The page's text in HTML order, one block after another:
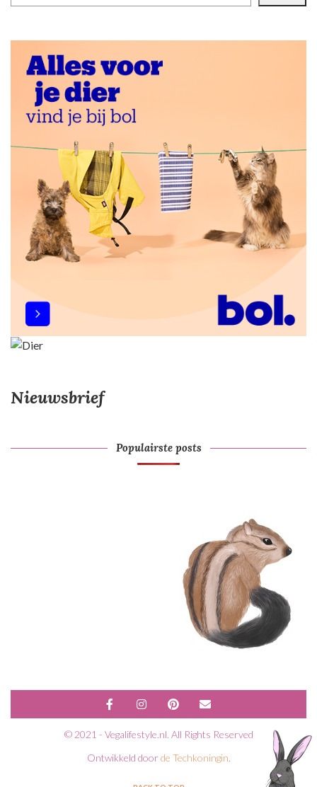
Nieuwsbrief
Populairste posts
© 2021 - Vegalifestyle.nl. All Rights Reserved
Ontwikkeld door de Techkoningin.